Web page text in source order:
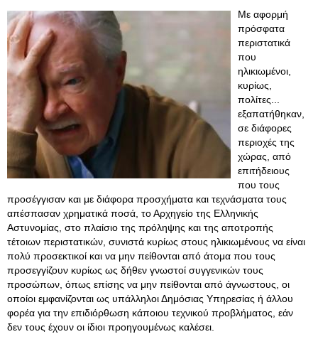
Με αφορμή
πρόσφατα
περιστατικά
που
ηλικιωμένοι,
κυρίως,
πολίτες...
εξαπατήθηκαν,
σε διάφορες
περιοχές της
χώρας, από
επιτήδειους
που τους
προσέγγισαν και με διάφορα προσχήματα και τεχνάσματα τους
απέσπασαν χρηματικά ποσά, το Αρχηγείο της Ελληνικής
Αστυνομίας, στο πλαίσιο της πρόληψης και της αποτροπής
τέτοιων περιστατικών, συνιστά κυρίως στους ηλικιωμένους να είναι
πολύ προσεκτικοί και να μην πείθονται από άτομα που τους
προσεγγίζουν κυρίως ως δήθεν γνωστοί συγγενικών τους
προσώπων, όπως επίσης να μην πείθονται από άγνωστους, οι
οποίοι εμφανίζονται ως υπάλληλοι Δημόσιας Υπηρεσίας ή άλλου
φορέα για την επιδιόρθωση κάποιου τεχνικού προβλήματος, εάν
δεν τους έχουν οι ίδιοι προηγουμένως καλέσει.